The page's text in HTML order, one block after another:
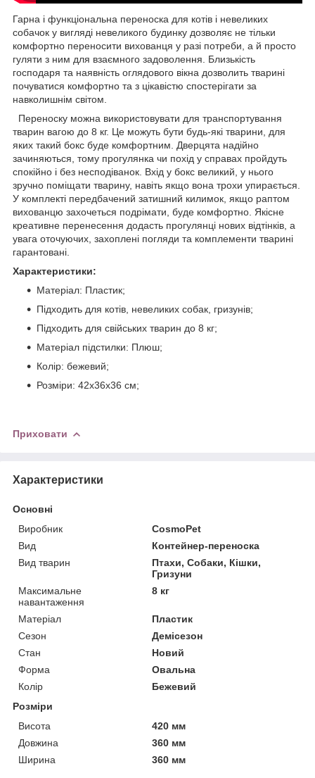
Гарна і функціональна переноска для котів і невеликих
собачок у вигляді невеликого будинку дозволяє не тільки
комфортно переносити вихованця у разі потреби, а й просто
гуляти з ним для взаємного задоволення. Близькість
господаря та наявність оглядового вікна дозволить тварині
почуватися комфортно та з цікавістю спостерігати за
навколишнім світом.
Переноску можна використовувати для транспортування
тварин вагою до 8 кг. Це можуть бути будь-які тварини, для
яких такий бокс буде комфортним. Дверцята надійно
зачиняються, тому прогулянка чи похід у справах пройдуть
спокійно і без несподіванок. Вхід у бокс великий, у нього
зручно поміщати тварину, навіть якщо вона трохи упирається.
У комплекті передбачений затишний килимок, якщо раптом
вихованцю захочеться подрімати, буде комфортно. Якісне
креативне перенесення додасть прогулянці нових відтінків, а
увага оточуючих, захоплені погляди та комплементи тварині
гарантовані.
Характеристики:
Матеріал: Пластик;
Підходить для котів, невеликих собак, гризунів;
Підходить для свійських тварин до 8 кг;
Матеріал підстилки: Плюш;
Колір: бежевий;
Розміри: 42х36х36 см;
Приховати
Характеристики
Основні
Виробник
CosmoPet
Вид
Контейнер-переноска
Вид тварин
Птахи, Собаки, Кішки,
Гризуни
Максимальне
навантаження
8 кг
Матеріал
Пластик
Сезон
Демісезон
Стан
Новий
Форма
Овальна
Колір
Бежевий
Розміри
Висота
420 мм
Довжина
360 мм
Ширина
360 мм